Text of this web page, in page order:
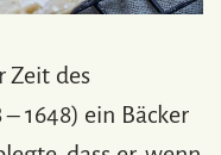
Zeit des
1648) ein Bäcker